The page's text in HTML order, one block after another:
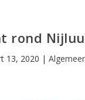
rond
13, 2020 |